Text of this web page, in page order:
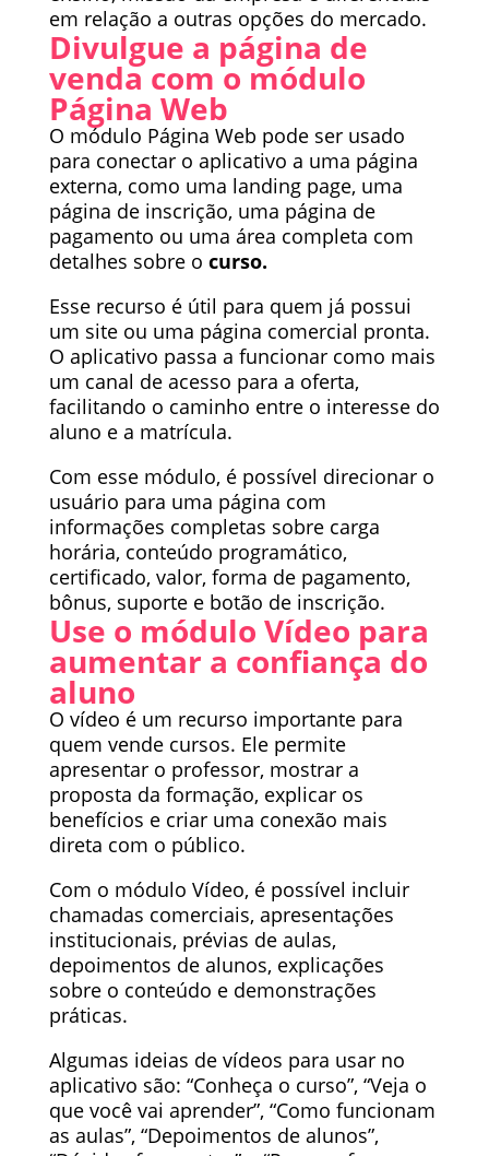
em relação a outras opções do mercado.
Divulgue a página de
venda com o módulo
Página Web
O módulo Página Web pode ser usado
para conectar o aplicativo a uma página
externa, como uma landing page, uma
página de inscrição, uma página de
pagamento ou uma área completa com
detalhes sobre o curso.
Esse recurso é útil para quem já possui
um site ou uma página comercial pronta.
O aplicativo passa a funcionar como mais
um canal de acesso para a oferta,
facilitando o caminho entre o interesse do
aluno e a matrícula.
Com esse módulo, é possível direcionar o
usuário para uma página com
informações completas sobre carga
horária, conteúdo programático,
certificado, valor, forma de pagamento,
bônus, suporte e botão de inscrição.
Use o módulo Vídeo para
aumentar a confiança do
aluno
O vídeo é um recurso importante para
quem vende cursos. Ele permite
apresentar o professor, mostrar a
proposta da formação, explicar os
benefícios e criar uma conexão mais
direta com o público.
Com o módulo Vídeo, é possível incluir
chamadas comerciais, apresentações
institucionais, prévias de aulas,
depoimentos de alunos, explicações
sobre o conteúdo e demonstrações
práticas.
Algumas ideias de vídeos para usar no
aplicativo são: “Conheça o curso”, “Veja o
que você vai aprender”, “Como funcionam
as aulas”, “Depoimentos de alunos”,